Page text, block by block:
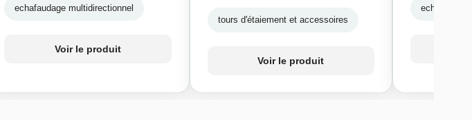
echafaudage multidirectionnel
Voir le produit
tours d'étaiement et accessoires
Voir le produit